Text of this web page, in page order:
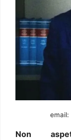
email:
Non